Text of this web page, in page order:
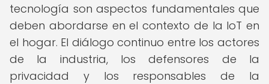
tecnología son aspectos fundamentales que
deben abordarse en el contexto de la IoT en
el hogar. El diálogo continuo entre los actores
de la industria, los defensores de la
privacidad y los responsables de la